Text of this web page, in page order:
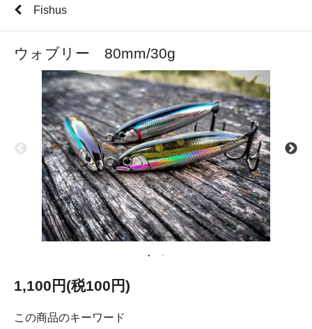
Fishus
ウォブリー 80mm/30g
1,100円(税100円)
この商品のキーワード